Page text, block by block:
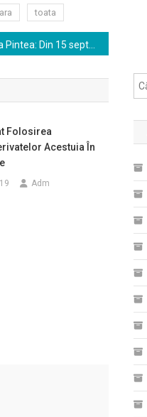
toata
Sorina Pintea: Din 15 septembrie, fiecare spital judeţean va fi obligat să aibă un centru de prelevare organe
Folosirea
Acestuia În
Adm